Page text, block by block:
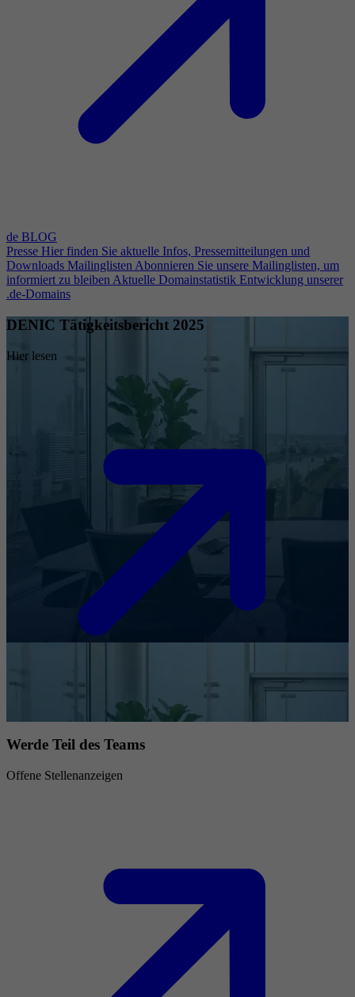
de BLOG
Presse Hier finden Sie aktuelle Infos, Pressemitteilungen und
Downloads Mailinglisten Abonnieren Sie unsere Mailinglisten, um
informiert zu bleiben Aktuelle Domainstatistik Entwicklung unserer
.de-Domains
DENIC Tätigkeitsbericht 2025
Hier lesen
Werde Teil des Teams
Offene Stellenanzeigen